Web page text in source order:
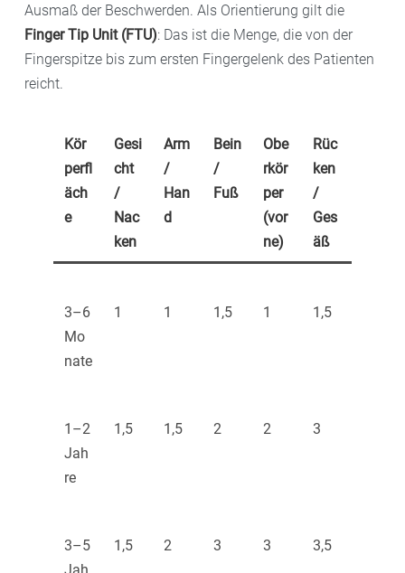
Ausmaß der Beschwerden. Als Orientierung gilt die
Finger Tip Unit (FTU): Das ist die Menge, die von der
Fingerspitze bis zum ersten Fingergelenk des Patienten
reicht.
Kör
perfl
äch
e
Gesi
cht
/
Nac
ken
Arm
/
Han
d
Bein
/
Fuß
Obe
rkör
per
(vor
ne)
Rüc
ken
/
Ges
äß
3–6
Mo
nate
1 1 1,5 1 1,5
1–2
Jah
re
1,5 1,5 2 2 3
3–5
1,5 2 3 3 3,5